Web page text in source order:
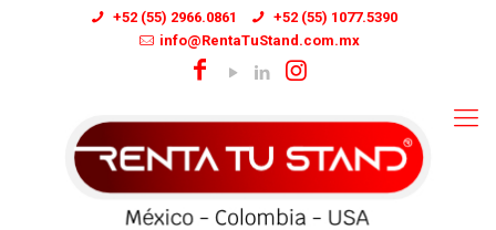
+52 (55) 2966.0861
+52 (55) 1077.5390
info@RentaTuStand.com.mx